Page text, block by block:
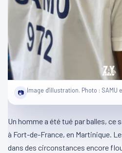
📷 Image d'illustration. Photo : SAMU
Un homme a été tué par balles, ce
à Fort-de-France, en Martinique.
dans des circonstances encore